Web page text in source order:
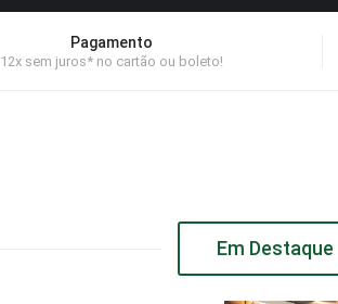
Pagamento
12x sem juros* no cartão ou boleto!
Em Destaque